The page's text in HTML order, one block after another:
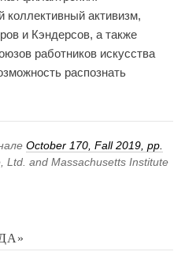
активизм,
и Кэндерсов, а также
работников искусства
распознать
October 170, Fall 2019, pp.
Ltd. and Massachusetts Institute